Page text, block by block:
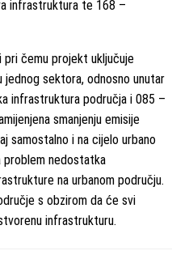
infrastruktura te 168 –
čemu projekt uključuje
sektora, odnosno unutar
infrastruktura područja i 085 –
smanjenju emisije
samostalno i na cijelo urbano
problem nedostatka
na urbanom području.
s obzirom da će svi
infrastrukturu.